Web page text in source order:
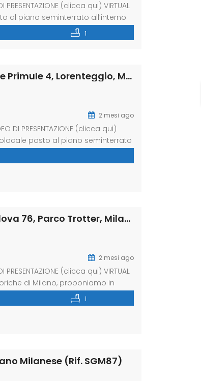
PRESENTAZIONE (clicca qui) VIRTUAL
al piano seminterrato all’interno
ristrutturato è composto
camera matrimoniale. Bagno
1
Monolocale completamente ristrutturato via delle Primule 4, Lorenteggio, Milano (Rif. IFM213)
2 mesi ago
DI PRESENTAZIONE (clicca qui)
posto al piano seminterrato
e di recentissima ristrutturazione
doccia FINITURE: Pavimento in
Bilocale completamente e recentemente, via Padova 76, Parco Trotter, Milano (Rif. IFM212)
2 mesi ago
PRESENTAZIONE (clicca qui) VIRTUAL
di Milano, proponiamo in
La zona è oggetto di
soluzione posta al quarto piano
1
Milanese (Rif. SGM87)